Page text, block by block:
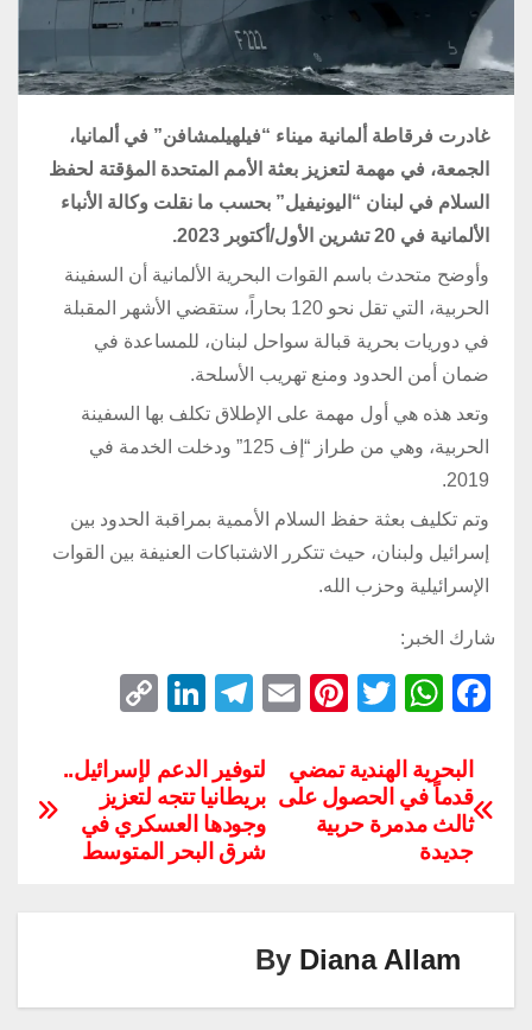
غادرت فرقاطة ألمانية ميناء “فيلهيلمشافن” في ألمانيا،
الجمعة، في مهمة لتعزيز بعثة الأمم المتحدة المؤقتة لحفظ
السلام في لبنان “اليونيفيل” بحسب ما نقلت وكالة الأنباء
الألمانية في 20 تشرين الأول/أكتوبر 2023.
وأوضح متحدث باسم القوات البحرية الألمانية أن السفينة
الحربية، التي تقل نحو 120 بحاراً، ستقضي الأشهر المقبلة
في دوريات بحرية قبالة سواحل لبنان، للمساعدة في
ضمان أمن الحدود ومنع تهريب الأسلحة.
وتعد هذه هي أول مهمة على الإطلاق تكلف بها السفينة
الحربية، وهي من طراز “إف 125” ودخلت الخدمة في
2019.
وتم تكليف بعثة حفظ السلام الأممية بمراقبة الحدود بين
إسرائيل ولبنان، حيث تتكرر الاشتباكات العنيفة بين القوات
الإسرائيلية وحزب الله.
شارك الخبر:
F
c
e
b
k
W
at
s
A
T
tt
er
Pi
er
e
E
ail
T
e
gr
a
Li
k
e
dI
p
y
Li
لتوفير الدعم لإسرائيل..
بريطانيا تتجه لتعزيز
وجودها العسكري في
شرق البحر المتوسط
البحرية الهندية تمضي
قدماً في الحصول على
ثالث مدمرة حربية
جديدة
By Diana Allam